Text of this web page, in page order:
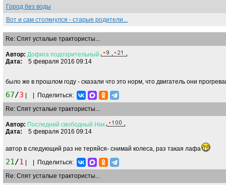
Город без воды
Вот и сам столкнулся - старые родители...
Re: Спят усталые трактористы...
Автор: Дофига подозрительный
Дата: 5 февраля 2016 09:14
было же в прошлом году - сказали что это норм, что двигатель они
67/3
Поделиться:
Re: Спят усталые трактористы...
Автор: Последний свободный Ник
Дата: 5 февраля 2016 09:14
автор в следующий раз не теряйся- снимай колеса, раз такая лафа
21/1
Поделиться:
Re: Спят усталые трактористы...